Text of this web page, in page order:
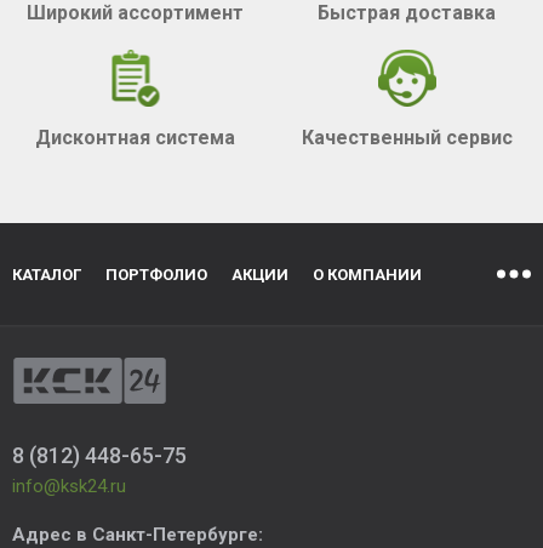
Широкий ассортимент Быстрая доставка
Дисконтная система Качественный сервис
КАТАЛОГ ПОРТФОЛИО АКЦИИ О КОМПАНИИ
8 (812) 448-65-75
info@ksk24.ru
Адрес в Санкт-Петербурге: